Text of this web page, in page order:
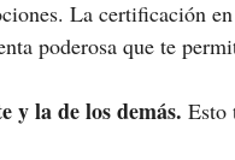
La certificación
poderosa que te
y la de los demás. Esto